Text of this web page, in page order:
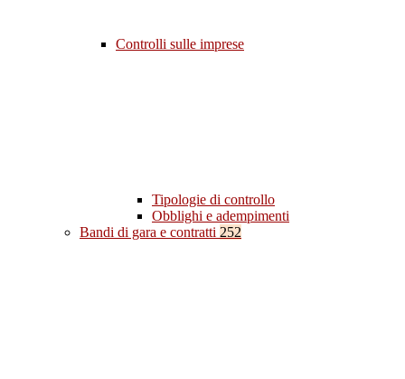
Controlli sulle imprese
Tipologie di controllo
Obblighi e adempimenti
Bandi di gara e contratti 252